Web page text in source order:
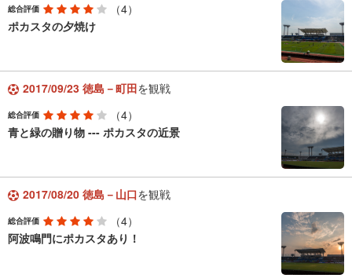
総合評価
（4）
ポカスタの夕焼け
2017/09/23 徳島－町田を観戦
総合評価
（4）
青と緑の贈り物 --- ポカスタの近景
2017/08/20 徳島－山口を観戦
総合評価
（4）
阿波鳴門にポカスタあり！